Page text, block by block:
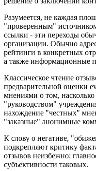
Разумеется, не каждая
"проверенным"
ссылки - эти переходы
организации. Обычно
рейтинги в конкретных
а также информационные
Классическое чтение
предварительной оценки
мнениями о том,
"руководством"
нахождение "честных"
"заказные" анонимные
К слову о негативе,
подкрепляют критику
отзывов неизбежно;
субъективности таковых.